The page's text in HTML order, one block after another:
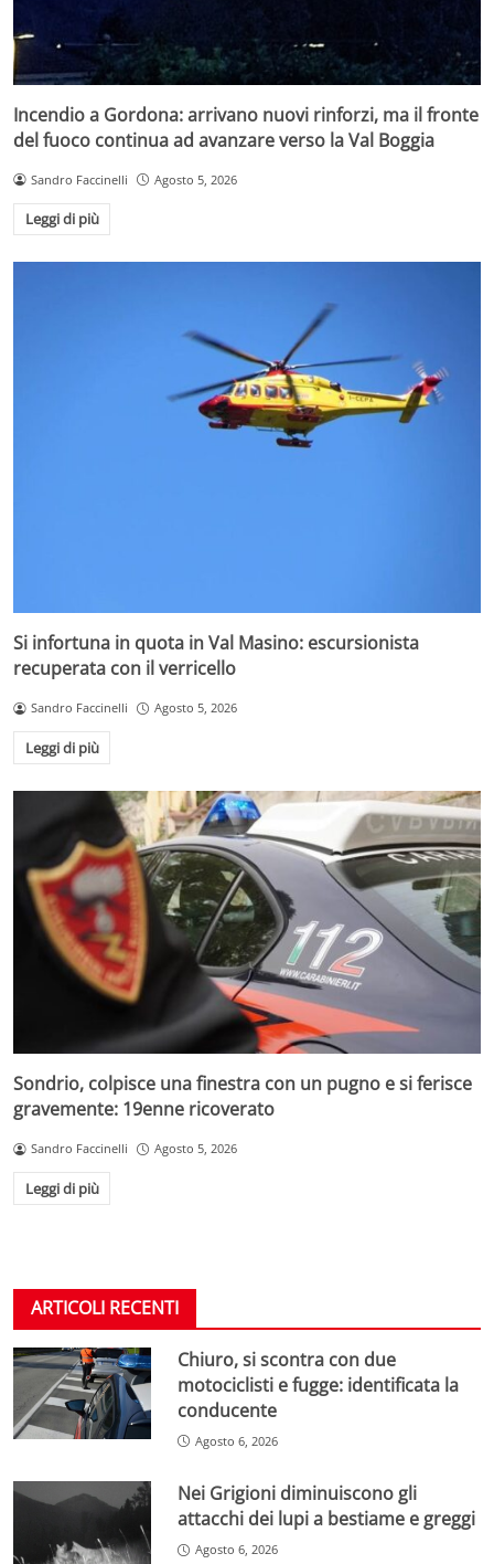
Incendio a Gordona: arrivano nuovi rinforzi, ma il fronte
del fuoco continua ad avanzare verso la Val Boggia
Sandro Faccinelli Agosto 5, 2026
Leggi di più
Si infortuna in quota in Val Masino: escursionista
recuperata con il verricello
Sandro Faccinelli Agosto 5, 2026
Leggi di più
Sondrio, colpisce una finestra con un pugno e si ferisce
gravemente: 19enne ricoverato
Sandro Faccinelli Agosto 5, 2026
Leggi di più
ARTICOLI RECENTI
Chiuro, si scontra con due
motociclisti e fugge: identificata la
conducente
Agosto 6, 2026
Nei Grigioni diminuiscono gli
attacchi dei lupi a bestiame e greggi
Agosto 6, 2026